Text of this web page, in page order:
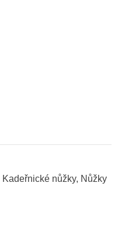
Kadeřnické nůžky, Nůžky